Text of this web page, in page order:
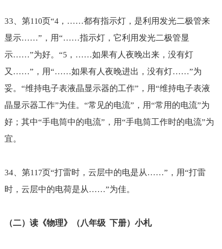
33、第110页“4， ……都有指示灯，是利用发光二极管来
显示……”，用“……指示灯，它利用发光二极管显
示……”为好。“5， ……如果有人夜晚出来，没有灯
又 ……”，用“……如果有人夜晚进出，没有灯……”为
妥。“维持电子表液晶显示器的工作”，用“维持电子表液
晶显示器工作”为佳。“常见的电流”，用“常用的电流”为
好；其中“手电筒中的电流”，用“手电筒工作时的电流”为
宜。
34、第117页“打雷时，云层中的电是从 ……”，用“打雷
时，云层中的电荷是从 ……”为佳。
（二）读《物理》（八年级 下册）小札